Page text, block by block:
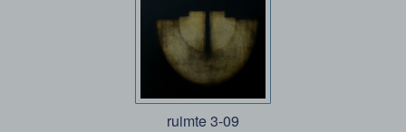
ruimte 3-09